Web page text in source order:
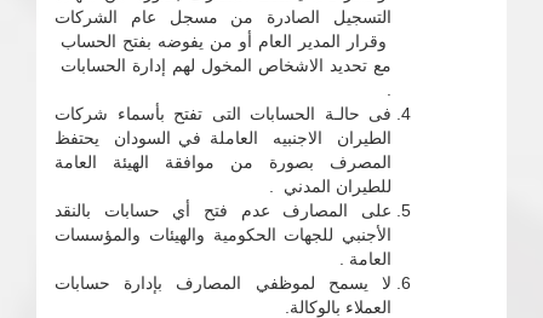
التسجيل الصادرة من مسجل عام الشركات
وقرار المدير العام أو من يفوضه بفتح الحساب
مع تحديد الاشخاص المخول لهم إدارة الحسابات
فى حالـة الحسابات التى تفتح بأسماء شركات
الطيران الاجنبيه العاملة في السودان يحتفظ
المصرف بصورة من موافقة الهيئة العامة
للطيران المدني .
على المصارف عدم فتح أي حسابات بالنقد
الأجنبي للجهات الحكومية والهيئات والمؤسسات
العامة .
لا يسمح لموظفي المصارف بإدارة حسابات
العملاء بالوكالة.